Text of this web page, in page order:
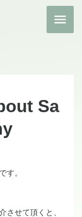
Sa
す。
させて頂くと、